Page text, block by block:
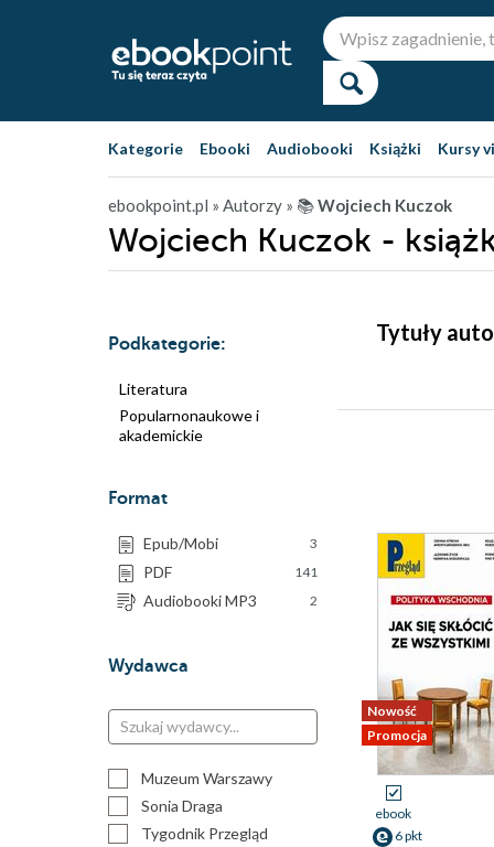
Kategorie Ebooki Audiobooki Książki Kursy
ebookpoint.pl » Autorzy » 📚Wojciech Kuczok
Wojciech Kuczok -
Podkategorie:
Literatura
Popularnonaukowe i
akademickie
Format
Epub/Mobi 3
PDF 141
Audiobooki MP3 2
Wydawca
Muzeum Warszawy
Sonia Draga
Tygodnik Przegląd
Tytuły
Nowość
Promocja
ebook
6 pkt